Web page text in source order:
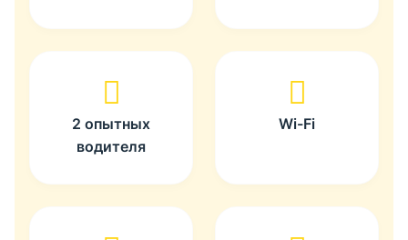
2 опытных
водителя
Wi-Fi